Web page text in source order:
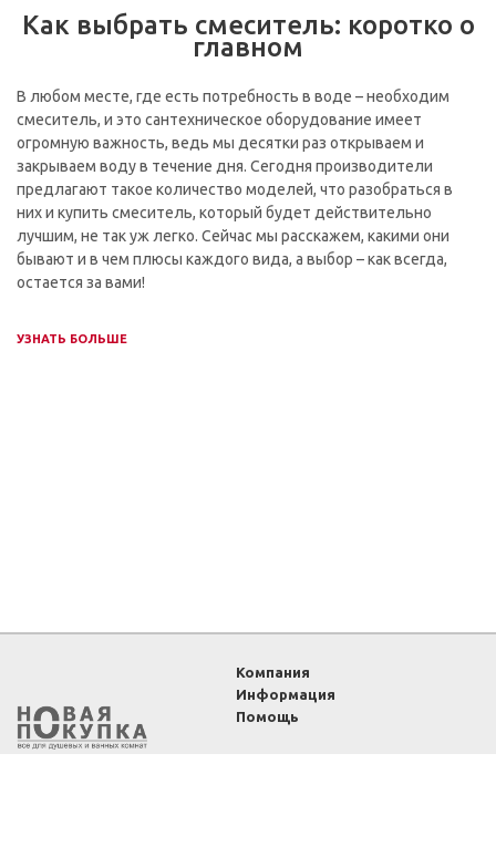
Как выбрать смеситель: коротко о
главном
В любом месте, где есть потребность в воде – необходим
смеситель, и это сантехническое оборудование имеет
огромную важность, ведь мы десятки раз открываем и
закрываем воду в течение дня. Сегодня производители
предлагают такое количество моделей, что разобраться в
них и купить смеситель, который будет действительно
лучшим, не так уж легко. Сейчас мы расскажем, какими они
бывают и в чем плюсы каждого вида, а выбор – как всегда,
остается за вами!
УЗНАТЬ БОЛЬШЕ
Компания
Информация
Помощь